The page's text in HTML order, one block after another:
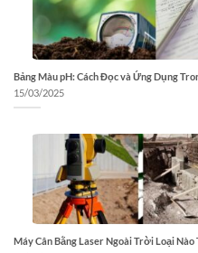
Bảng Màu pH: Cách Đọc và Ứng Dụng
15/03/2025
Máy Cân Bằng Laser Ngoài Trời Loại Nào